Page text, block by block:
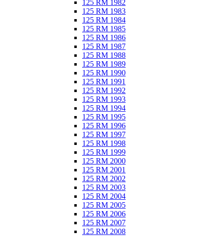
125 RM 1982
125 RM 1983
125 RM 1984
125 RM 1985
125 RM 1986
125 RM 1987
125 RM 1988
125 RM 1989
125 RM 1990
125 RM 1991
125 RM 1992
125 RM 1993
125 RM 1994
125 RM 1995
125 RM 1996
125 RM 1997
125 RM 1998
125 RM 1999
125 RM 2000
125 RM 2001
125 RM 2002
125 RM 2003
125 RM 2004
125 RM 2005
125 RM 2006
125 RM 2007
125 RM 2008